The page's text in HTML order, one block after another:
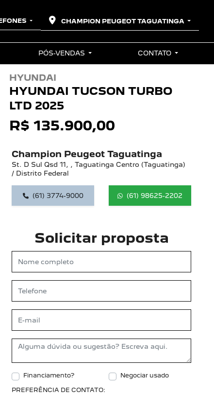
CHAMPION PEUGEOT TAGUATINGA
PÓS-VENDAS CONTATO
HYUNDAI
HYUNDAI TUCSON TURBO
LTD 2025
R$ 135.900,00
Champion Peugeot Taguatinga
St. D Sul Qsd 11, , Taguatinga Centro (Taguatinga)
/ Distrito Federal
(61) 3774-9000 (61) 98625-2202
Solicitar proposta
Financiamento? Negociar usado
PREFERÊNCIA DE CONTATO: